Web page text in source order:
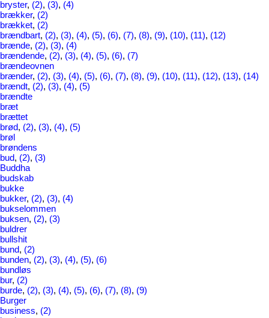
bryster, (2), (3), (4)
brækker, (2)
brækket, (2)
brændbart, (2), (3), (4), (5), (6), (7), (8), (9), (10), (11), (12)
brænde, (2), (3), (4)
brændende, (2), (3), (4), (5), (6), (7)
brændeovnen
brænder, (2), (3), (4), (5), (6), (7), (8), (9), (10), (11), (12), (13), (14)
brændt, (2), (3), (4), (5)
brændte
bræt
brættet
brød, (2), (3), (4), (5)
brøl
brøndens
bud, (2), (3)
Buddha
budskab
bukke
bukker, (2), (3), (4)
bukselommen
buksen, (2), (3)
buldrer
bullshit
bund, (2)
bunden, (2), (3), (4), (5), (6)
bundløs
bur, (2)
burde, (2), (3), (4), (5), (6), (7), (8), (9)
Burger
business, (2)